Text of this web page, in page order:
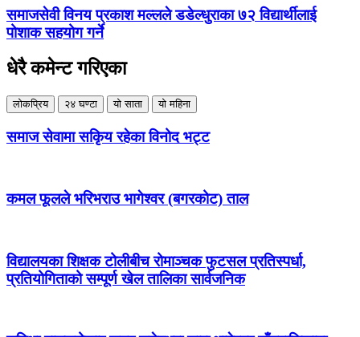
समाजसेवी विनय प्रकाश मल्लले डडेल्धुराका ७२ विद्यार्थीलाई
पोशाक सहयोग गर्ने
धेरै कमेन्ट गरिएका
लोकप्रिय २४ घण्टा यो साता यो महिना
समाज सेवामा सकिृय रहेका विनोद भट्ट
कमल फूलले भरिभराउ भागेश्वर (बगरकोट) ताल
विद्यालयका शिक्षक टोलीबीच रोमाञ्चक फुटसल प्रतिस्पर्धा,
प्रतियोगिताको सम्पूर्ण खेल तालिका सार्वजनिक